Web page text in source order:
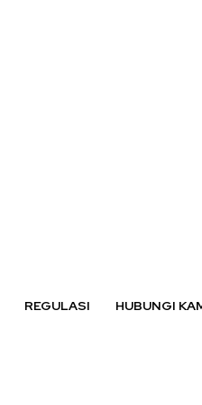
REGULASI HUBUNGI